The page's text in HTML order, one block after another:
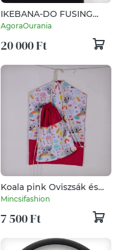
IKEBANA-DO FUSING
ÜVEGÉKSZER NO. 24
AgoraOurania
20 000 Ft
Koala pink Oviszsák és
tornazsák szett
Mincsifashion
7 500 Ft